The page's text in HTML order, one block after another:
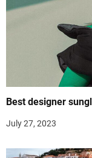
Best designer
July 27, 2023